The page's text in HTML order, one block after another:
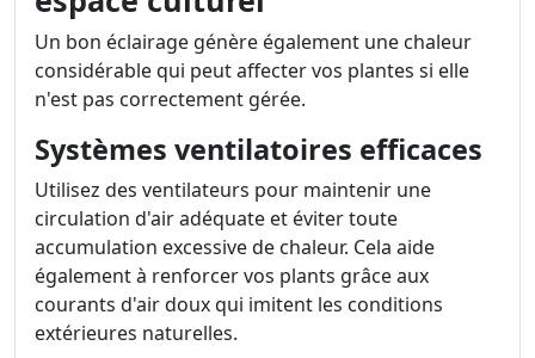
Un bon éclairage génère également une chaleur
considérable qui peut affecter vos plantes si elle
n'est pas correctement gérée.
Systèmes ventilatoires efficaces
Utilisez des ventilateurs pour maintenir une
circulation d'air adéquate et éviter toute
accumulation excessive de chaleur. Cela aide
également à renforcer vos plants grâce aux
courants d'air doux qui imitent les conditions
extérieures naturelles.